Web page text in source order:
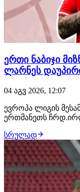
ერთი ნაბიჯი
ლარნეს
04 აგვ 2026, 12:07
ევროპა ლიგის
ერთმანეთს
ლიგის მეორე
ბრატისლავასთან
ლიგაზე გააგრძე…
სრულად